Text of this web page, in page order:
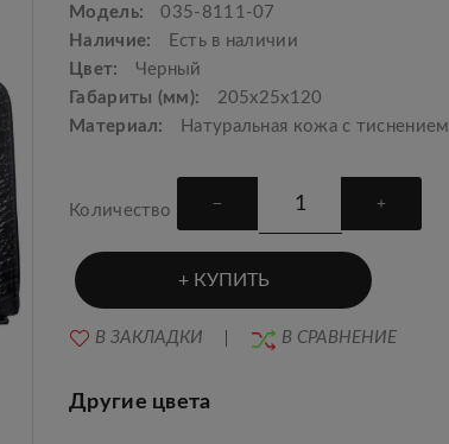
Модель:
035-8111-07
Наличие:
Есть в наличии
Цвет:
Черный
Габариты (мм):
205х25х120
Материал:
Натуральная кожа с тиснением
Количество
КУПИТЬ
В ЗАКЛАДКИ В СРАВНЕНИЕ
Другие цвета